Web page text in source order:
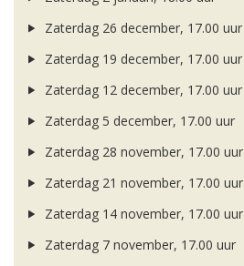
Zaterdag 26 december, 17.00 uur
Zaterdag 19 december, 17.00 uur
Zaterdag 12 december, 17.00 uur
Zaterdag 5 december, 17.00 uur
Zaterdag 28 november, 17.00 uur
Zaterdag 21 november, 17.00 uur
Zaterdag 14 november, 17.00 uur
Zaterdag 7 november, 17.00 uur